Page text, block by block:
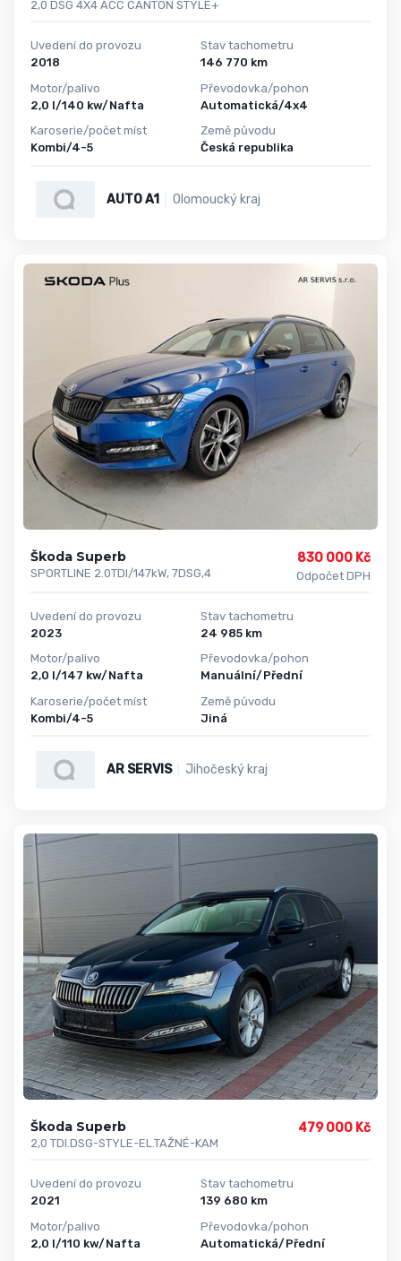
2,0 DSG 4X4 ACC CANTON STYLE+
Uvedení do provozu
2018
Motor/palivo
2,0 l/140 kw/Nafta
Karoserie/počet míst
Kombi/4-5
Stav tachometru
146 770 km
Převodovka/pohon
Automatická/4x4
Země původu
Česká republika
AUTO A1 Olomoucký kraj
Škoda Superb
SPORTLINE 2.0TDI/147kW, 7DSG,4
830 000 Kč
Odpočet DPH
Uvedení do provozu
2023
Motor/palivo
2,0 l/147 kw/Nafta
Karoserie/počet míst
Kombi/4-5
Stav tachometru
24 985 km
Převodovka/pohon
Manuální/Přední
Země původu
Jiná
AR SERVIS Jihočeský kraj
Škoda Superb
2,0 TDI.DSG-STYLE-EL.TAŽNÉ-KAM
479 000 Kč
Uvedení do provozu
2021
Motor/palivo
2,0 l/110 kw/Nafta
Stav tachometru
139 680 km
Převodovka/pohon
Automatická/Přední